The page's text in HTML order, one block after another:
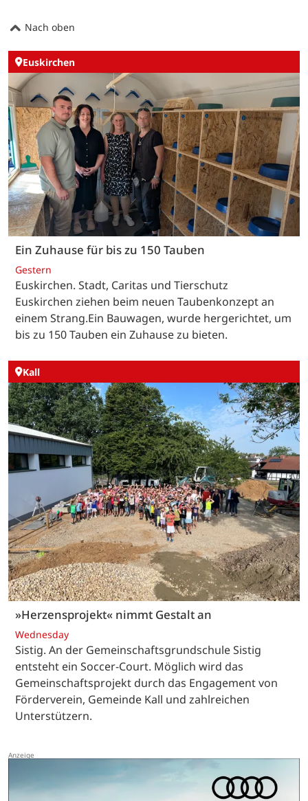
Nach oben
Euskirchen
Ein Zuhause für bis zu 150 Tauben
Gestern
Euskirchen. Stadt, Caritas und Tierschutz
Euskirchen ziehen beim neuen Taubenkonzept an
einem Strang.Ein Bauwagen, wurde hergerichtet, um
bis zu 150 Tauben ein Zuhause zu bieten.
Kall
»Herzensprojekt« nimmt Gestalt an
Wednesday
Sistig. An der Gemeinschaftsgrundschule Sistig
entsteht ein Soccer-Court. Möglich wird das
Gemeinschaftsprojekt durch das Engagement von
Förderverein, Gemeinde Kall und zahlreichen
Unterstützern.